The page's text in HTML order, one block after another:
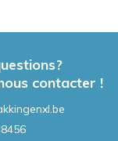
contacter !